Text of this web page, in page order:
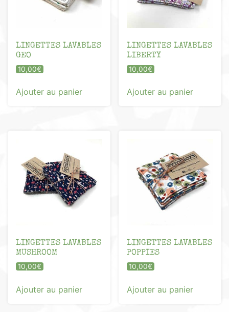
LINGETTES LAVABLES
GEO
10,00€
Ajouter au panier
LINGETTES LAVABLES
LIBERTY
10,00€
Ajouter au panier
LINGETTES LAVABLES
MUSHROOM
10,00€
Ajouter au panier
LINGETTES LAVABLES
POPPIES
10,00€
Ajouter au panier